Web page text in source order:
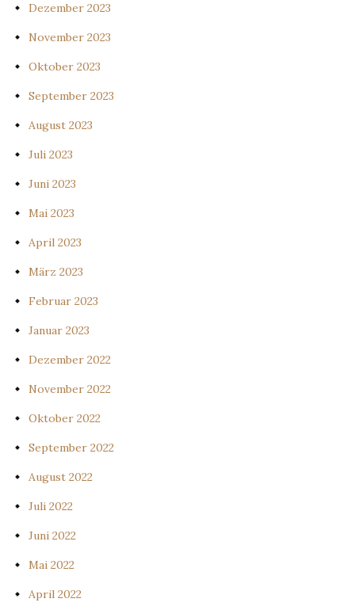
Dezember 2023
November 2023
Oktober 2023
September 2023
August 2023
Juli 2023
Juni 2023
Mai 2023
April 2023
März 2023
Februar 2023
Januar 2023
Dezember 2022
November 2022
Oktober 2022
September 2022
August 2022
Juli 2022
Juni 2022
Mai 2022
April 2022